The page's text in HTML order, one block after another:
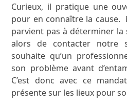
Curieux, il pratique une
pour en connaître la cause.
parvient pas à déterminer la
alors de contacter notre
souhaite qu’un
son problème avant
C’est donc avec ce
présente sur les lieux pour